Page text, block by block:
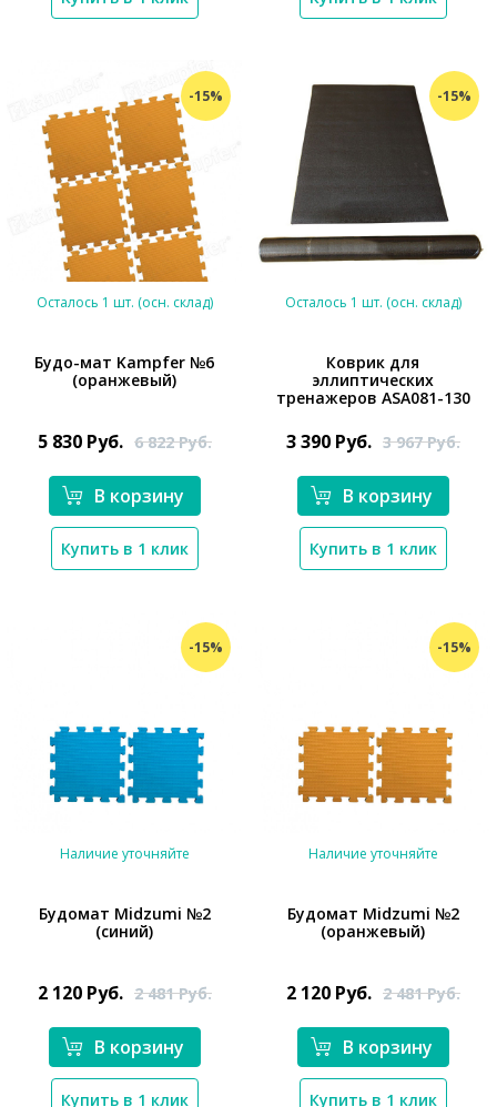
-15%
*}
Осталось 1 шт. (осн. склад)
Будо-мат Kampfer №6
(оранжевый)
5 830 Руб. 6 822Руб.
В корзину
Купить в 1 клик
-15%
*}
Осталось 1 шт. (осн. склад)
Коврик для
эллиптических
тренажеров ASA081-130
3 390 Руб. 3 967Руб.
В корзину
Купить в 1 клик
-15%
*}
Наличие уточняйте
Будомат Midzumi №2
(синий)
2 120 Руб. 2 481Руб.
В корзину
Купить в 1 клик
-15%
*}
Наличие уточняйте
Будомат Midzumi №2
(оранжевый)
2 120 Руб. 2 481Руб.
В корзину
Купить в 1 клик